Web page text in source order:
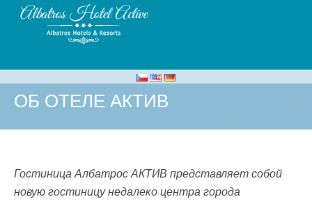
ОБ ОТЕЛЕ АКТИВ
Гостиница Албатрос АКТИВ представляет собой
новую гостиницу недалеко центра города